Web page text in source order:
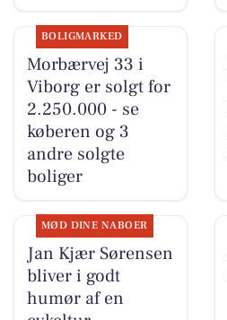
BOLIGMARKED
Morbærvej 33 i
Viborg er solgt for
2.250.000 - se
køberen og 3
andre solgte
boliger
MØD DINE NABOER
Jan Kjær Sørensen
bliver i godt
humør af en